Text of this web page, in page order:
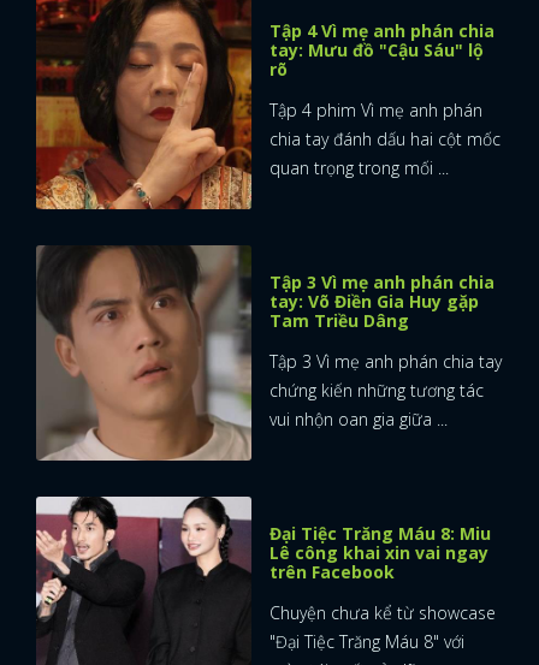
Tập 4 Vì mẹ anh phán chia
tay: Mưu đồ "Cậu Sáu" lộ
rõ
Tập 4 phim Vì mẹ anh phán
chia tay đánh dấu hai cột mốc
quan trọng trong mối ...
Tập 3 Vì mẹ anh phán chia
tay: Võ Điền Gia Huy gặp
Tam Triều Dâng
Tập 3 Vì mẹ anh phán chia tay
chứng kiến những tương tác
vui nhộn oan gia giữa ...
Đại Tiệc Trăng Máu 8: Miu
Lê công khai xin vai ngay
trên Facebook
Chuyện chưa kể từ showcase
"Đại Tiệc Trăng Máu 8" với